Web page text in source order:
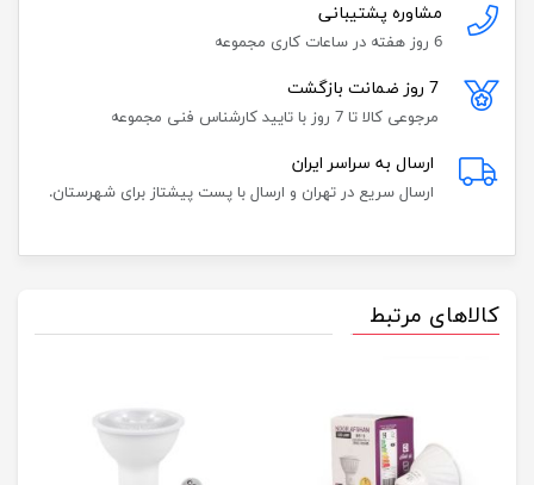
مشاوره پشتیبانی
6 روز هفته در ساعات کاری مجموعه
7 روز ضمانت بازگشت
مرجوعی کالا تا 7 روز با تایید کارشناس فنی مجموعه
ارسال به سراسر ایران
ارسال سریع در تهران و ارسال با پست پیشتاز برای شهرستان.
کالاهای مرتبط